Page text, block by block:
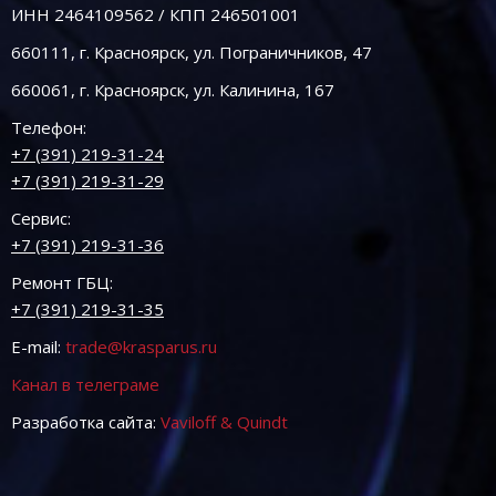
ИНН 2464109562 / КПП 246501001
660111, г. Красноярск, ул. Пограничников, 47
660061, г. Красноярск, ул. Калинина, 167
Телефон:
+7 (391) 219-31-24
+7 (391) 219-31-29
Сервис:
+7 (391) 219-31-36
Ремонт ГБЦ:
+7 (391) 219-31-35
E-mail: trade@krasparus.ru
Канал в телеграме
Разработка сайта: Vaviloff & Quindt